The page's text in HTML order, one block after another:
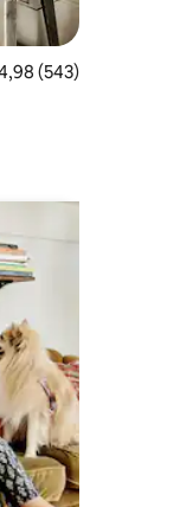
(543)